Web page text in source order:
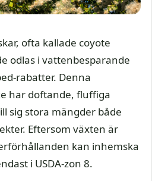
ofta kallade coyote
odlas i vattenbesparande
rabatter. Denna
har doftande, fluffiga
sig stora mängder både
Eftersom växten är
kan inhemska
i USDA-zon 8.